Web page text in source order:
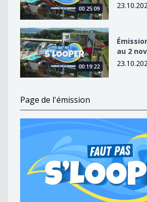
00:25:09
Émissions du 30 octobre au 2
00:19:22
au 2
Page de l'émission